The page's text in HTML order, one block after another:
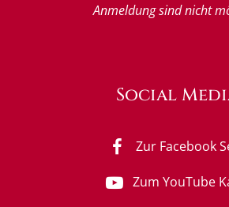
Anmeldung sind nicht
Social
Zur Facebook
Zum YouTube